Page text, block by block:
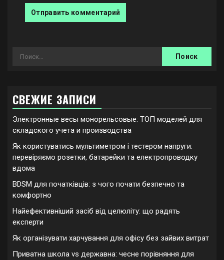
Найти:
СВЕЖИЕ ЗАПИСИ
Электронные весы монорельсовые: ТОП моделей для
складского учета и производства
Як користуватись мультиметром і тестером напруги:
перевіряємо розетки, батарейки та електропроводку
вдома
BDSM для початківців: з чого почати безпечно та
комфортно
Найефективніший засіб від целюліту: що радять
експерти
Як організувати харчування для офісу без зайвих витрат
Приватна школа vs державна: чесне порівняння для